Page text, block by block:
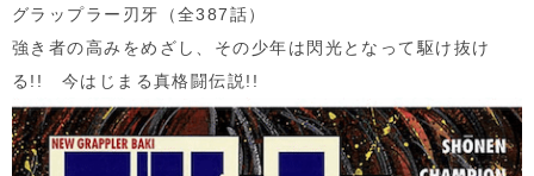
グラップラー刃牙（全387話）
強き者の高みをめざし、その少年は閃光となって駆け抜け
る !! 今はじまる真格闘伝説 !!